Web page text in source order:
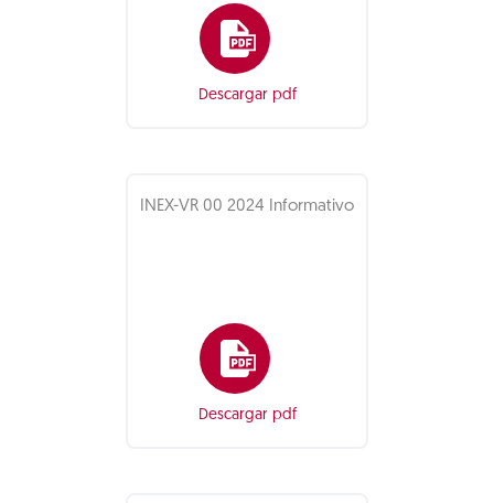
Descargar pdf
INEX-VR 00 2024 Informativo
Descargar pdf